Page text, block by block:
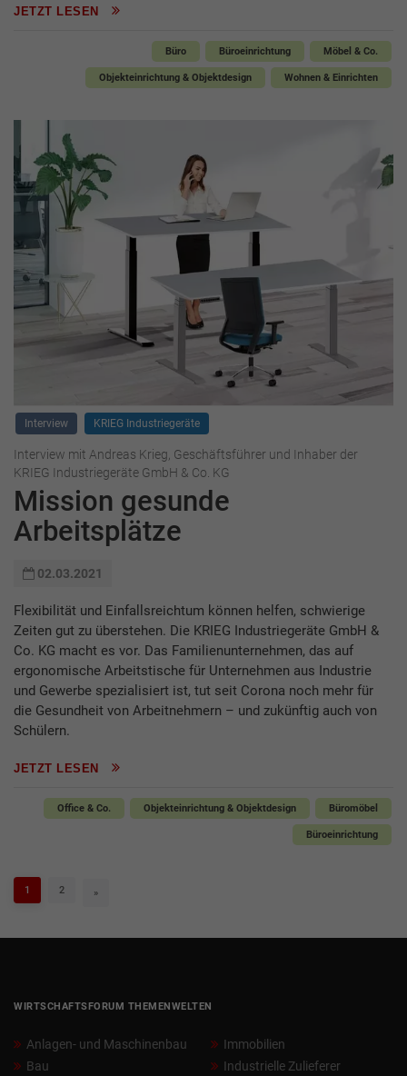
JETZT LESEN
Büro Büroeinrichtung Möbel & Co.
Objekteinrichtung & Objektdesign Wohnen & Einrichten
Interview KRIEG Industriegeräte
Interview mit Andreas Krieg, Geschäftsführer und Inhaber der
KRIEG Industriegeräte GmbH & Co. KG
Mission gesunde
Arbeitsplätze
02.03.2021
Flexibilität und Einfallsreichtum können helfen, schwierige
Zeiten gut zu überstehen. Die KRIEG Industriegeräte GmbH &
Co. KG macht es vor. Das Familienunternehmen, das auf
ergonomische Arbeitstische für Unternehmen aus Industrie
und Gewerbe spezialisiert ist, tut seit Corona noch mehr für
die Gesundheit von Arbeitnehmern – und zukünftig auch von
Schülern.
JETZT LESEN
Office & Co. Objekteinrichtung & Objektdesign Büromöbel
Büroeinrichtung
1 2 »
WIRTSCHAFTSFORUM THEMENWELTEN
Anlagen- und Maschinenbau
Bau
Immobilien
Industrielle Zulieferer